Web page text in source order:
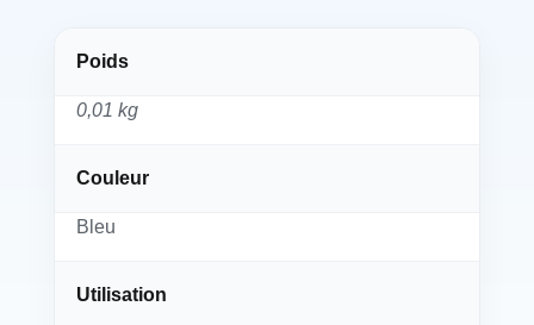
Poids
0,01 kg
Couleur
Bleu
Utilisation